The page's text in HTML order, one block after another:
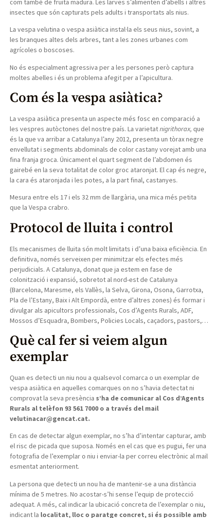
com també de fruita madura. Les larves s’alimenten d’abells i altres
insectes que són capturats pels adults i transportats als nius.
La vespa velutina o vespa asiàtica instal·la els seus nius, sovint, a
les branques altes dels arbres, tant a les zones urbanes com
agrícoles o boscoses.
No és especialment agressiva per a les persones però captura
moltes abelles i és un problema afegit per a l’apicultura.
Com és la vespa asiàtica?
La vespa asiàtica presenta un aspecte més fosc en comparació a
les vespres autòctones del nostre país. La varietatnigrithorax, que
és la que va arribar a Catalunya l’any 2012, presenta un tòrax negre
envellutat i segments abdominals de color castany vorejat amb una
fina franja groca. Únicament el quart segment de l’abdomen és
gairebé en la seva totalitat de color groc ataronjat. El cap és negre,
la cara és ataronjada i les potes, a la part final, castanyes.
Mesura entre els 17 i els 32 mm de llargària, una mica més petita
que la Vespa crabro.
Protocol de lluita i control
Els mecanismes de lluita són molt limitats i d’una baixa eficiència. En
definitiva, només serveixen per minimitzar els efectes més
perjudicials. A Catalunya, donat que ja estem en fase de
colonització i expansió, sobretot al nord-est de Catalunya
(Barcelona, Maresme, els Vallès, la Selva, Girona, Osona, Garrotxa,
Pla de l’Estany, Baix i Alt Empordà, entre d’altres zones) és formar i
divulgar als apicultors professionals, Cos d’Agents Rurals, ADF,
Mossos d’Esquadra, Bombers, Policies Locals, caçadors, pastors,…
Què cal fer si veiem algun
exemplar
Quan es detecti un niu nou a qualsevol comarca o un exemplar de
vespa asiàtica en aquelles comarques on no s’havia detectat ni
comprovat la seva presència s’ha de comunicar al Cos d’Agents
Rurals al telèfon 93 561 7000 o a través del mail
velutinacar@gencat.cat.
En cas de detectar algun exemplar, no s’ha d’intentar capturar, amb
el risc de picada que suposa. Només en el cas que es pugui, fer una
fotografia de l’exemplar o niu i enviar-la per correu electrònic al mail
esmentat anteriorment.
La persona que detecti un nou ha de mantenir-se a una distància
mínima de 5 metres. No acostar-s’hi sense l’equip de protecció
adequat. A més, cal indicar la ubicació concreta de l’exemplar o niu,
indicant la localitat, lloc o paratge concret, si és possible amb